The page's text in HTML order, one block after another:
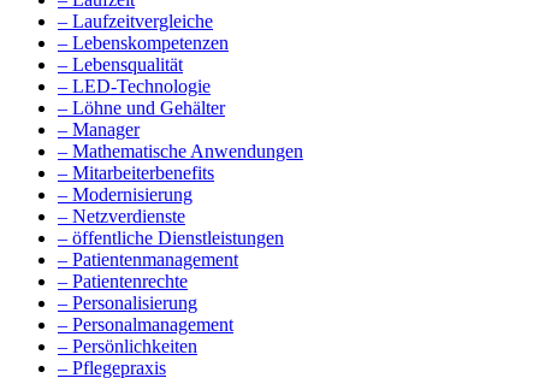
– Laufzeitvergleiche
– Lebenskompetenzen
– Lebensqualität
– LED-Technologie
– Löhne und Gehälter
– Manager
– Mathematische Anwendungen
– Mitarbeiterbenefits
– Modernisierung
– Netzverdienste
– öffentliche Dienstleistungen
– Patientenmanagement
– Patientenrechte
– Personalisierung
– Personalmanagement
– Persönlichkeiten
– Pflegepraxis